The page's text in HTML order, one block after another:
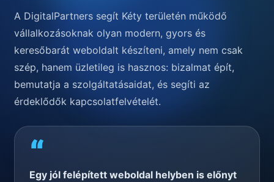
A DigitalPartners segít Kéty területén működő
vállalkozásoknak olyan modern, gyors és
keresőbarát weboldalt készíteni, amely nem csak
szép, hanem üzletileg is hasznos: bizalmat épít,
bemutatja a szolgáltatásaidat, és segíti az
érdeklődők kapcsolatfelvételét.
“
Egy jól felépített weboldal helyben is előnyt